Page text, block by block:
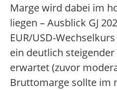
Marge wird dabei im
liegen – Ausblick GJ
EUR/USD-
ein deutlich
erwartet (zuvor
Bruttomarge sollte im